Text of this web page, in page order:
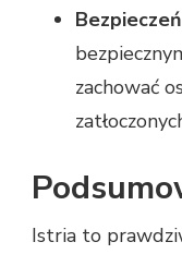
zachować
Istria to